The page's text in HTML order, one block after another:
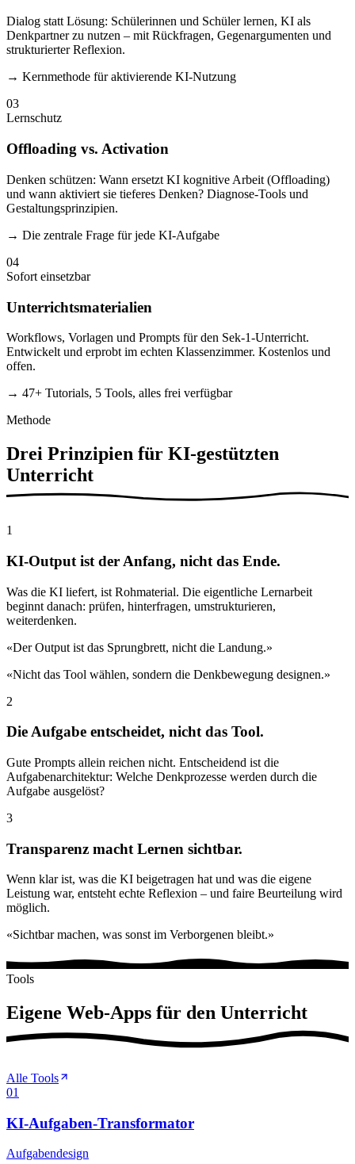
Dialog statt Lösung: Schülerinnen und Schüler lernen, KI als
Denkpartner zu nutzen – mit Rückfragen, Gegenargumenten und
strukturierter Reflexion.
→ Kernmethode für aktivierende KI-Nutzung
03
Lernschutz
Offloading vs. Activation
Denken schützen: Wann ersetzt KI kognitive Arbeit (Offloading)
und wann aktiviert sie tieferes Denken? Diagnose-Tools und
Gestaltungsprinzipien.
→ Die zentrale Frage für jede KI-Aufgabe
04
Sofort einsetzbar
Unterrichtsmaterialien
Workflows, Vorlagen und Prompts für den Sek-1-Unterricht.
Entwickelt und erprobt im echten Klassenzimmer. Kostenlos und
offen.
→ 47+ Tutorials, 5 Tools, alles frei verfügbar
Methode
Drei Prinzipien für KI-gestützten
Unterricht
1
KI-Output ist der Anfang, nicht das Ende.
Was die KI liefert, ist Rohmaterial. Die eigentliche Lernarbeit
beginnt danach: prüfen, hinterfragen, umstrukturieren,
weiterdenken.
«Der Output ist das Sprungbrett, nicht die Landung.»
«Nicht das Tool wählen, sondern die Denkbewegung designen.»
2
Die Aufgabe entscheidet, nicht das Tool.
Gute Prompts allein reichen nicht. Entscheidend ist die
Aufgabenarchitektur: Welche Denkprozesse werden durch die
Aufgabe ausgelöst?
3
Transparenz macht Lernen sichtbar.
Wenn klar ist, was die KI beigetragen hat und was die eigene
Leistung war, entsteht echte Reflexion – und faire Beurteilung wird
möglich.
«Sichtbar machen, was sonst im Verborgenen bleibt.»
Tools
Eigene Web-Apps für den Unterricht
Alle Tools
01
KI-Aufgaben-Transformator
Aufgabendesign